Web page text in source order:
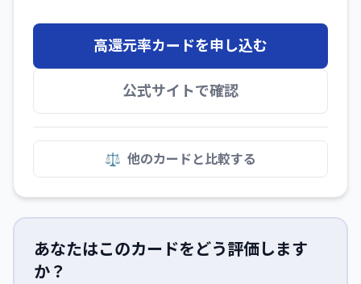
高還元率カードを申し込む
公式サイトで確認
⚖️ 他のカードと比較する
あなたはこのカードをどう評価します
か？